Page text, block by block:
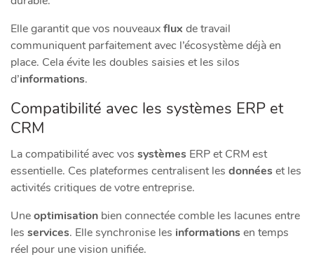
Elle garantit que vos nouveauxflux de travail
communiquent parfaitement avec l’écosystème déjà en
place. Cela évite les doubles saisies et les silos
d’informations.
Compatibilité avec les systèmes ERP et
CRM
La compatibilité avec vos systèmes ERP et CRM est
essentielle. Ces plateformes centralisent les donnéeset les
activités critiques de votre entreprise.
Uneoptimisation bien connectée comble les lacunes entre
les services. Elle synchronise les informationsen temps
réel pour une vision unifiée.